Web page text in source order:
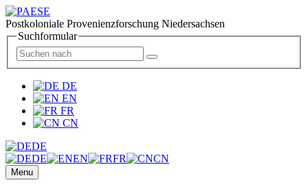
Postkoloniale Provenienzforschung Niedersachsen
Suchformular
DE
EN
FR
CN
DE
DE
EN FR CN
Menu